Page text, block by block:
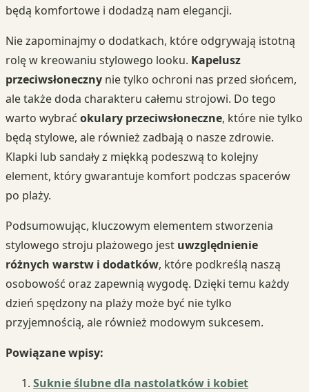
będą komfortowe i dodadzą nam elegancji.
Nie zapominajmy o dodatkach, które odgrywają istotną
rolę w kreowaniu stylowego looku. Kapelusz
przeciwsłoneczny nie tylko ochroni nas przed słońcem,
ale także doda charakteru całemu strojowi. Do tego
warto wybrać okulary przeciwsłoneczne, które nie tylko
będą stylowe, ale również zadbają o nasze zdrowie.
Klapki lub sandały z miękką podeszwą to kolejny
element, który gwarantuje komfort podczas spacerów
po plaży.
Podsumowując, kluczowym elementem stworzenia
stylowego stroju plażowego jest uwzględnienie
różnych warstw i dodatków, które podkreślą naszą
osobowość oraz zapewnią wygodę. Dzięki temu każdy
dzień spędzony na plaży może być nie tylko
przyjemnością, ale również modowym sukcesem.
Powiązane wpisy:
Suknie ślubne dla nastolatków i kobiet